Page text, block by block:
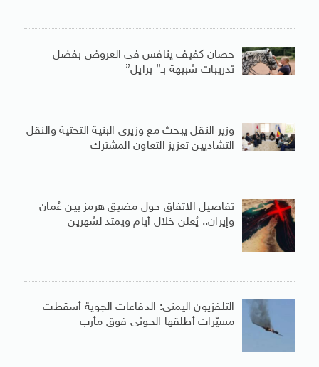
حصان كفيف ينافس فى العروض بفضل
تدريبات شبيهة بـ” برايل”
وزير النقل يبحث مع وزيرى البنية التحتية والنقل
التشاديين تعزيز التعاون المشترك
تفاصيل الاتفاق حول مضيق هرمز بين عُمان
وإيران.. يُعلن خلال أيام ويمتد لشهرين
التلفزيون اليمنى: الدفاعات الجوية أسقطت
مسيّرات أطلقها الحوثى فوق مأرب